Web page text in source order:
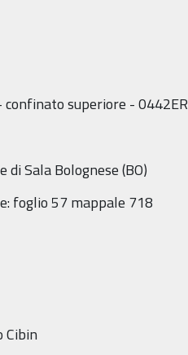
superiore -
di Sala Bolognese (BO)
foglio 57 mappale 718
Cibin